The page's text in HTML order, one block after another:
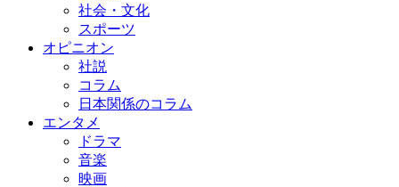
社会・文化
スポーツ
オピニオン
社説
コラム
日本関係のコラム
エンタメ
ドラマ
音楽
映画